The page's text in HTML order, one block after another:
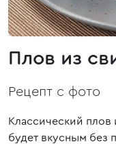
Плов из
Рецепт с фото
Классический плов
будет вкусным без